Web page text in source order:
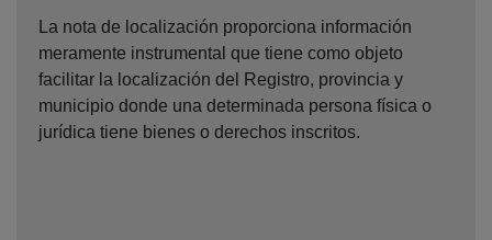
La nota de localización proporciona información
meramente instrumental que tiene como objeto
facilitar la localización del Registro, provincia y
municipio donde una determinada persona física o
jurídica tiene bienes o derechos inscritos.